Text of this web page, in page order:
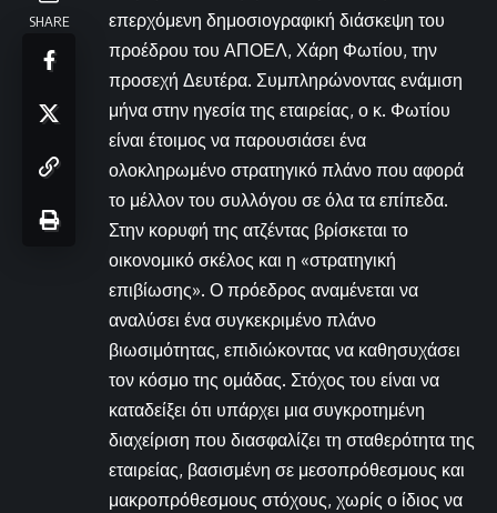
SHARE
επερχόμενη δημοσιογραφική διάσκεψη του
προέδρου του ΑΠΟΕΛ, Χάρη Φωτίου, την
προσεχή Δευτέρα. Συμπληρώνοντας ενάμιση
μήνα στην ηγεσία της εταιρείας, ο κ. Φωτίου
είναι έτοιμος να παρουσιάσει ένα
ολοκληρωμένο στρατηγικό πλάνο που αφορά
το μέλλον του συλλόγου σε όλα τα επίπεδα.
Στην κορυφή της ατζέντας βρίσκεται το
οικονομικό σκέλος και η «στρατηγική
επιβίωσης». Ο πρόεδρος αναμένεται να
αναλύσει ένα συγκεκριμένο πλάνο
βιωσιμότητας, επιδιώκοντας να καθησυχάσει
τον κόσμο της ομάδας. Στόχος του είναι να
καταδείξει ότι υπάρχει μια συγκροτημένη
διαχείριση που διασφαλίζει τη σταθερότητα της
εταιρείας, βασισμένη σε μεσοπρόθεσμους και
μακροπρόθεσμους στόχους, χωρίς ο ίδιος να